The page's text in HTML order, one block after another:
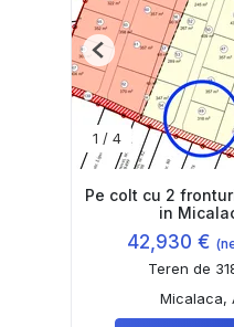
1 / 4
Previous
Pe colt cu 2
in
42,930 €
Teren de
Micalaca,